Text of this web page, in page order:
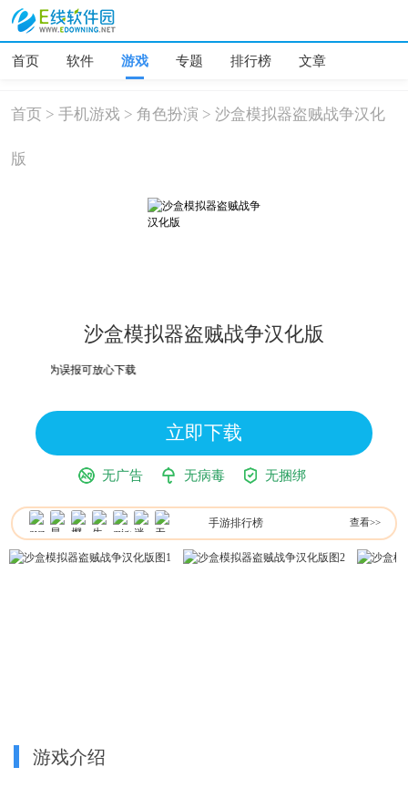
首页 软件 游戏 专题 排行榜 文章
首页 >手机游戏 >角色扮演 > 沙盒模拟器盗贼战争汉化
版
沙盒模拟器盗贼战争汉化版
，均为误报可放心下载
立即下载
无广告 无病毒 无捆绑
手游排行榜 查看>>
游戏介绍